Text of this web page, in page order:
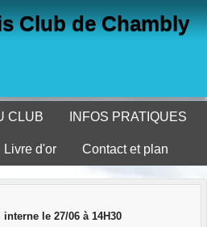
Club de Chambly
CLUB INFOS PRATIQUES
Livre d'or Contact et plan
le 27/06 à 14H30